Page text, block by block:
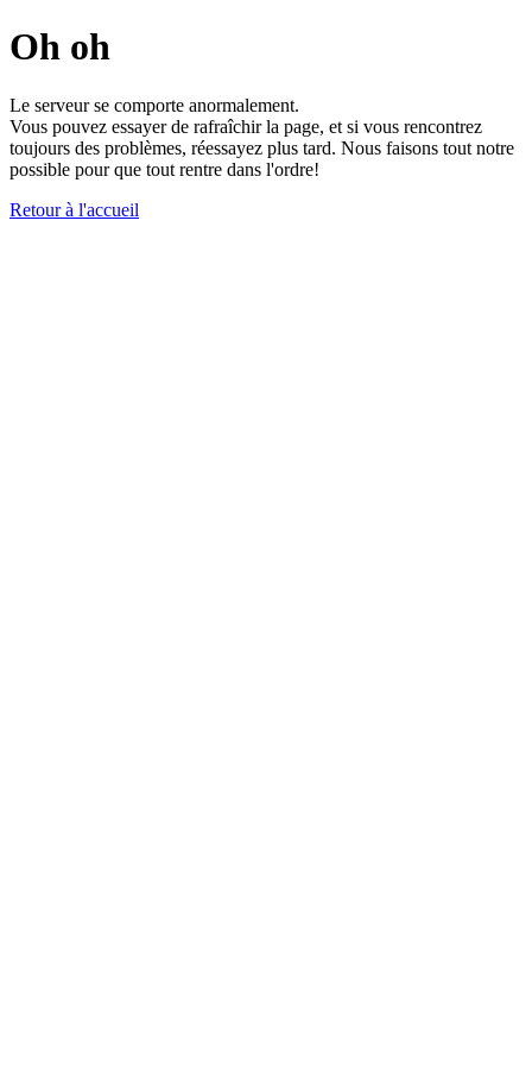
Oh oh
Le serveur se comporte anormalement.
Vous pouvez essayer de rafraîchir la page, et si vous rencontrez
toujours des problèmes, réessayez plus tard. Nous faisons tout notre
possible pour que tout rentre dans l'ordre!
Retour à l'accueil